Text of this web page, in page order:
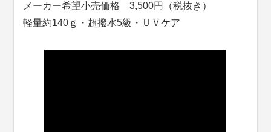
メーカー希望小売価格 3,500円（税抜き）
軽量約140ｇ・超撥水5級・ＵＶケア